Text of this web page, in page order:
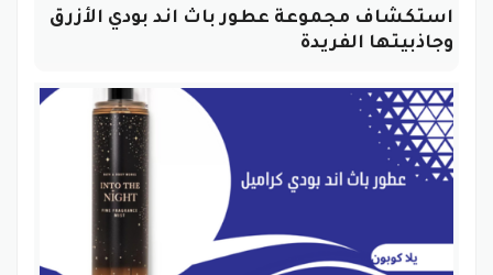
استكشاف مجموعة عطور باث اند بودي الأزرق
وجاذبيتها الفريدة